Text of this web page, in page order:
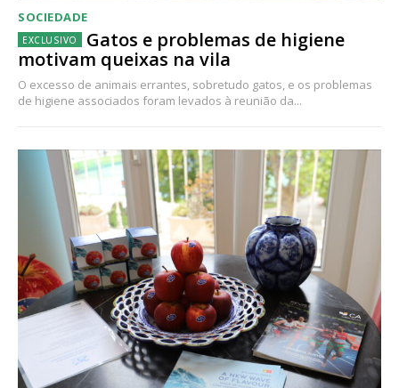
SOCIEDADE
Gatos e problemas de higiene
motivam queixas na vila
O excesso de animais errantes, sobretudo gatos, e os problemas
de higiene associados foram levados à reunião da...